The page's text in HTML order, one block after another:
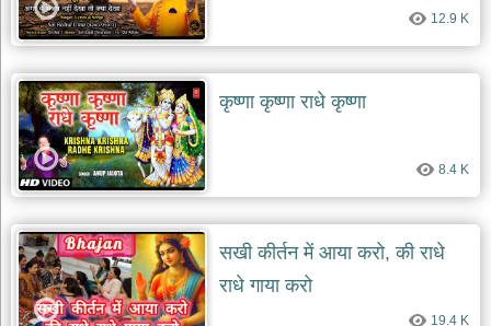
12.9 K
कृष्णा कृष्णा राधे कृष्णा
8.4 K
सखी कीर्तन में आया करो, की राधे
राधे गाया करो
19.4 K